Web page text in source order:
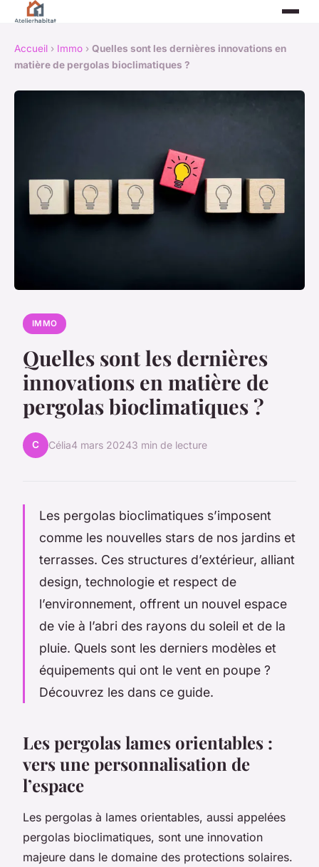
Accueil › Immo › Quelles sont les dernières innovations en
matière de pergolas bioclimatiques ?
IMMO
Quelles sont les dernières
innovations en matière de
pergolas bioclimatiques ?
C Célia4 mars 20243 min de lecture
Les pergolas bioclimatiques s’imposent
comme les nouvelles stars de nos jardins et
terrasses. Ces structures d’extérieur, alliant
design, technologie et respect de
l’environnement, offrent un nouvel espace
de vie à l’abri des rayons du soleil et de la
pluie. Quels sont les derniers modèles et
équipements qui ont le vent en poupe ?
Découvrez les dans ce guide.
Les pergolas lames orientables :
vers une personnalisation de
l’espace
Les pergolas à lames orientables, aussi appelées
pergolas bioclimatiques, sont une innovation
majeure dans le domaine des protections solaires.